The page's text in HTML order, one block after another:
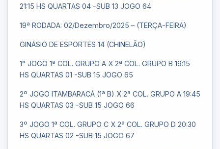
21:15 HS QUARTAS 04 -SUB 13 JOGO 64
19ª RODADA: 02/Dezembro/2025 – (TERÇA-FEIRA)
GINÁSIO DE ESPORTES 14 (CHINELÃO)
1° JOGO 1ª COL. GRUPO A X 2ª COL. GRUPO B 19:15
HS QUARTAS 01 -SUB 15 JOGO 65
2º JOGO ITAMBARACÁ (1ª B) X 2ª COL. GRUPO A 19:45
HS QUARTAS 03 -SUB 15 JOGO 66
3º JOGO 1ª COL. GRUPO C X 2ª COL. GRUPO D 20:30
HS QUARTAS 02 -SUB 15 JOGO 67